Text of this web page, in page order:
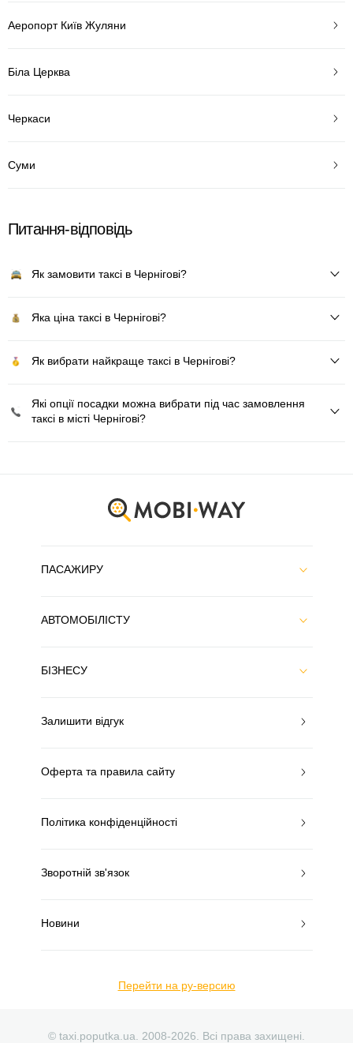
Аеропорт Київ Жуляни
Біла Церква
Черкаси
Суми
Питання-відповідь
Як замовити таксі в Чернігові?
Яка ціна таксі в Чернігові?
Як вибрати найкраще таксі в Чернігові?
Які опції посадки можна вибрати під час замовлення
таксі в місті Чернігові?
ПАСАЖИРУ
АВТОМОБІЛІСТУ
БІЗНЕСУ
Залишити відгук
Оферта та правила сайту
Політика конфіденційності
Зворотній зв'язок
Новини
Перейти на ру-версию
© taxi.poputka.ua. 2008-2026. Всі права захищені.